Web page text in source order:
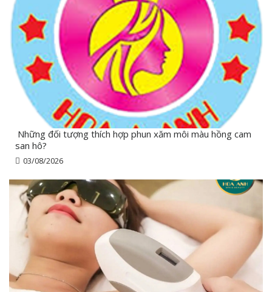
Những đối tượng thích hợp phun xăm môi màu hồng cam
san hô?
03/08/2026